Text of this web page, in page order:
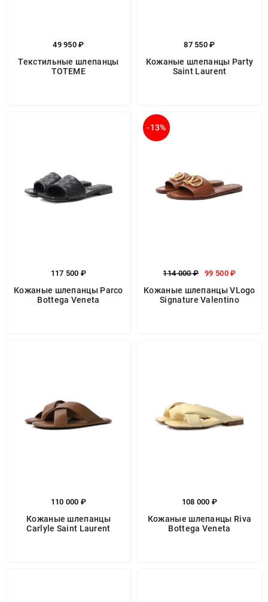
49 950 ₽
Текстильные шлепанцы
TOTEME
87 550 ₽
Кожаные шлепанцы Party
Saint Laurent
117 500 ₽
Кожаные шлепанцы Parco
Bottega Veneta
-13%
114 000 ₽ 99 500 ₽
Кожаные шлепанцы VLogo
Signature Valentino
110 000 ₽
Кожаные шлепанцы
Carlyle Saint Laurent
108 000 ₽
Кожаные шлепанцы Riva
Bottega Veneta